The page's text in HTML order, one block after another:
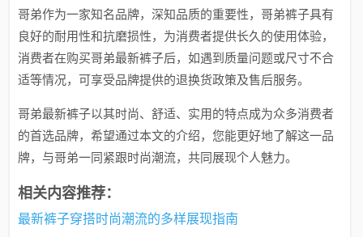
哥弟作为一家知名品牌，深知品质的重要性，哥弟裤子具有
良好的耐用性和抗磨损性，为消费者提供长久的使用体验，
消费者在购买哥弟最新裤子后，如遇到质量问题或尺寸不合
适等情况，可享受品牌提供的退换货政策及售后服务。
哥弟最新裤子以其时尚、舒适、实用的特点成为众多消费者
的首选品牌，希望通过本文的介绍，您能更好地了解这一品
牌，与哥弟一同紧跟时尚潮流，共同展现个人魅力。
相关内容推荐：
最新裤子穿搭时尚潮流的多样展现指南